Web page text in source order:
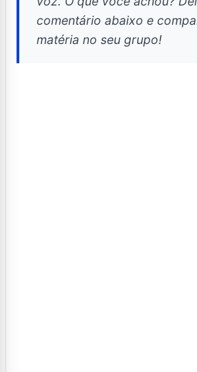
comentário abaixo e
matéria no seu grupo!